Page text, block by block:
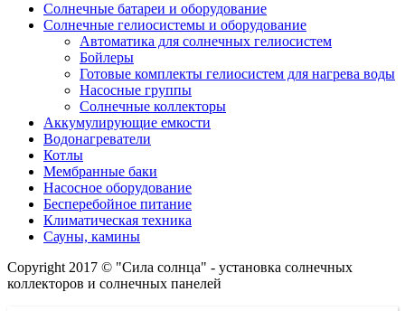
Солнечные батареи и оборудование
Солнечные гелиосистемы и оборудование
Автоматика для солнечных гелиосистем
Бойлеры
Готовые комплекты гелиосистем для нагрева воды
Насосные группы
Солнечные коллекторы
Аккумулирующие емкости
Водонагреватели
Котлы
Мембранные баки
Насосное оборудование
Бесперебойное питание
Климатическая техника
Сауны, камины
Copyright 2017 © "Сила солнца" - установка солнечных
коллекторов и солнечных панелей